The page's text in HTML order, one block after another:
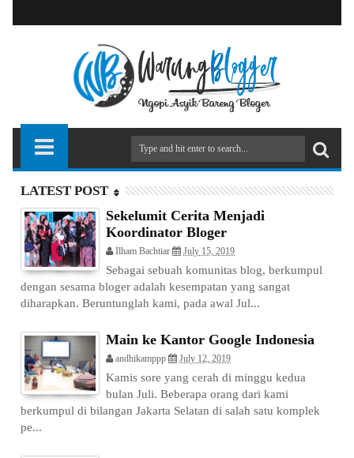
LATEST POST
Sekelumit Cerita Menjadi
Koordinator Bloger
Ilham Bachtiar July 15, 2019
Sebagai sebuah komunitas blog, berkumpul
dengan sesama bloger adalah kesempatan yang sangat
diharapkan. Beruntunglah kami, pada awal Jul...
Main ke Kantor Google Indonesia
andhikamppp July 12, 2019
Kamis sore yang cerah di minggu kedua
bulan Juli. Beberapa orang dari kami
berkumpul di bilangan Jakarta Selatan di salah satu komplek
pe...